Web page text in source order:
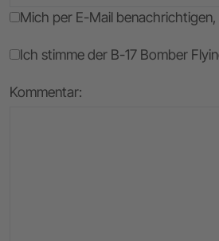
Mich per E-Mail
Ich stimme der B-17 Bomber
Kommentar: